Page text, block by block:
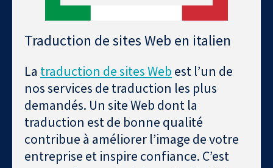
Traduction de sites Web en italien
La traduction de sites Web est l’un de
nos services de traduction les plus
demandés. Un site Web dont la
traduction est de bonne qualité
contribue à améliorer l’image de votre
entreprise et inspire confiance. C’est